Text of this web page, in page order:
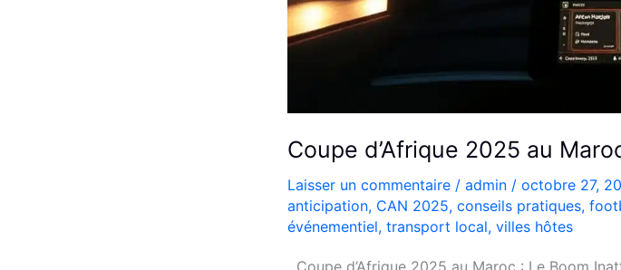
Coupe d’Afrique 2025 au
Laisser un commentaire / admin / octobre 27,
anticipation, CAN 2025, conseils pratiques,
événementiel, transport local, villes hôtes